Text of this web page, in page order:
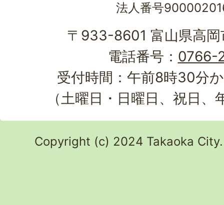
法人番号
〒933-8601 富山県高
電話番号： 0766-
受付時間：午前8時30分
（土曜日・日曜日、祝日
Copyright (c) 2024 Takaoka